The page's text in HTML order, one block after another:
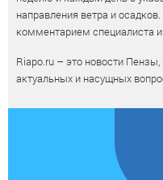
направления ветра и
комментарием специалиста
Riapo.ru – это новости
актуальных и насущных